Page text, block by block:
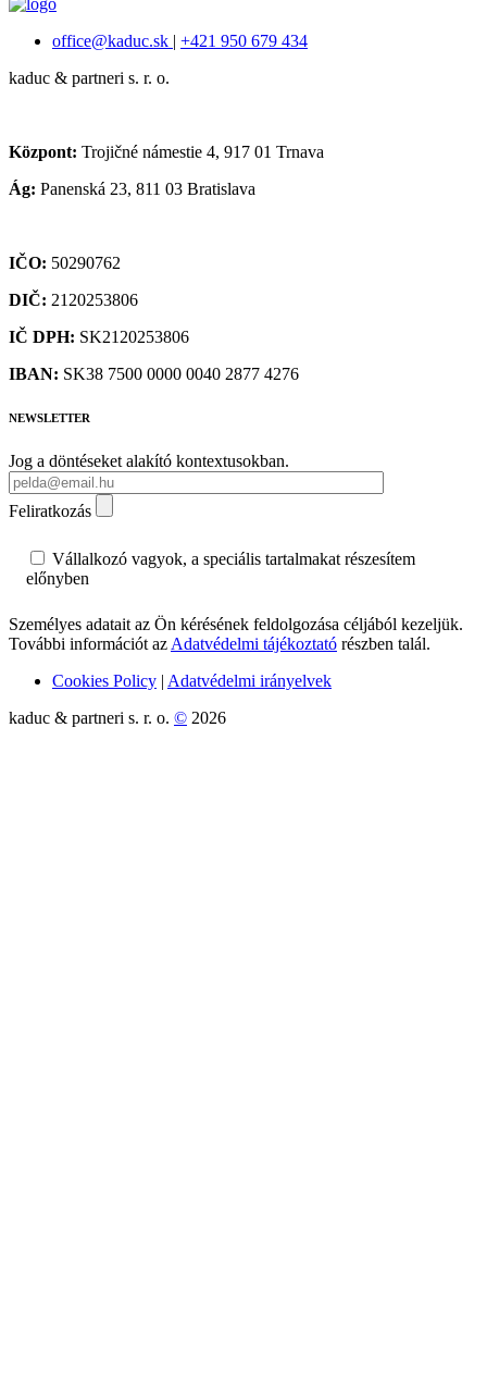
office@kaduc.sk | +421 950 679 434
kaduc & partneri s. r. o.
Központ: Trojičné námestie 4, 917 01 Trnava
Ág: Panenská 23, 811 03 Bratislava
IČO: 50290762
DIČ: 2120253806
IČ DPH: SK2120253806
IBAN: SK38 7500 0000 0040 2877 4276
NEWSLETTER
Jog a döntéseket alakító kontextusokban.
Feliratkozás
Vállalkozó vagyok, a speciális tartalmakat részesítem
előnyben
Személyes adatait az Ön kérésének feldolgozása céljából kezeljük.
További információt az Adatvédelmi tájékoztató részben talál.
Cookies Policy | Adatvédelmi irányelvek
kaduc & partneri s. r. o. © 2026